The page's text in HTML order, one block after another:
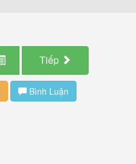
Tiếp
Bình Luận